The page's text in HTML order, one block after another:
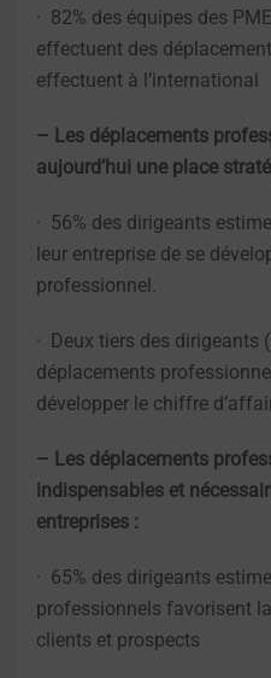
· 82% des équipes des
effectuent des
effectuent à l’international
– Les déplacements
aujourd’hui une place
· 56% des dirigeants
leur entreprise de se
professionnel.
· Deux tiers des dirigeants
déplacements
développer le chiffre
– Les déplacements
indispensables et
entreprises :
· 65% des dirigeants
professionnels favorisent
clients et prospects